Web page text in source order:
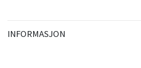
INFORMASJON